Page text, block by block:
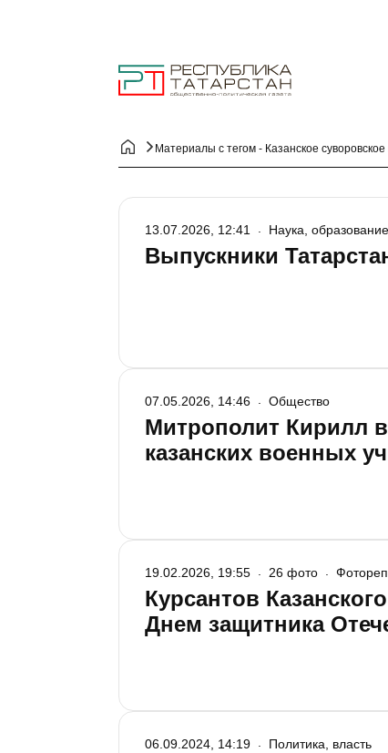
Материалы с тегом - Казанское
Выпускники
13.07.2026, 12:41 Наука, образование
Митрополит Кирилл
казанских военных
07.05.2026, 14:46 Общество
Курсантов
Днем защитника
19.02.2026, 19:55 26 фото
06.09.2024, 14:19 Политика, власть